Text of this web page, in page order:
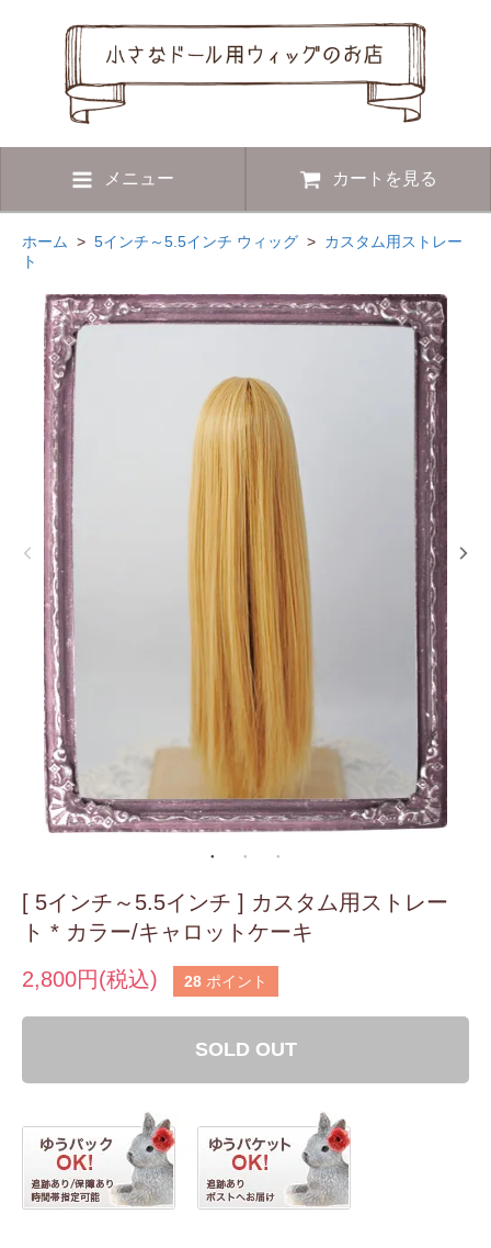
メニュー カートを見る
ホーム > 5インチ～5.5インチ ウィッグ > カスタム用ストレー
ト
[ 5インチ～5.5インチ ] カスタム用ストレー
ト * カラー/キャロットケーキ
2,800円(税込)
28 ポイント
SOLD OUT